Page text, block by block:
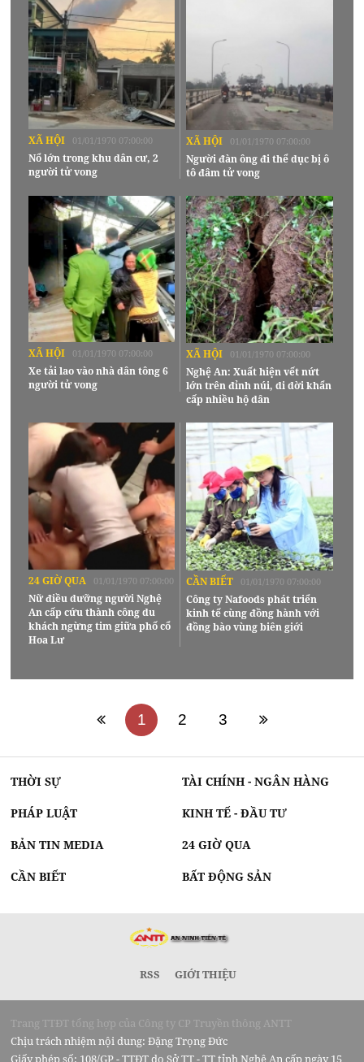
XÃ HỘI 01/01/1970 07:00:00
Nổ lớn trong khu dân cư, 2
người tử vong
XÃ HỘI 01/01/1970 07:00:00
Người đàn ông đi thể dục bị ô
tô đâm tử vong
XÃ HỘI 01/01/1970 07:00:00
Xe tải lao vào nhà dân tông 6
người tử vong
XÃ HỘI 01/01/1970 07:00:00
Nghệ An: Xuất hiện vết nứt
lớn trên đỉnh núi, di dời khẩn
cấp nhiều hộ dân
24 GIỜ QUA 01/01/1970 07:00:00
Nữ điều dưỡng người Nghệ
An cấp cứu thành công du
khách ngừng tim giữa phố cổ
Hoa Lư
CẦN BIẾT 01/01/1970 07:00:00
Công ty Nafoods phát triển
kinh tế cùng đồng hành với
đồng bào vùng biên giới
1 2 3
THỜI SỰ TÀI CHÍNH - NGÂN HÀNG
PHÁP LUẬT KINH TẾ - ĐẦU TƯ
BẢN TIN MEDIA 24 GIỜ QUA
CẦN BIẾT BẤT ĐỘNG SẢN
RSS GIỚI THIỆU
Trang TTĐT tổng hợp của Công ty CP Truyền thông ANTT
Chịu trách nhiệm nội dung: Đặng Trọng Đức
Giấy phép số: 108/GP - TTĐT do Sở TT - TT tỉnh Nghệ An cấp ngày 15